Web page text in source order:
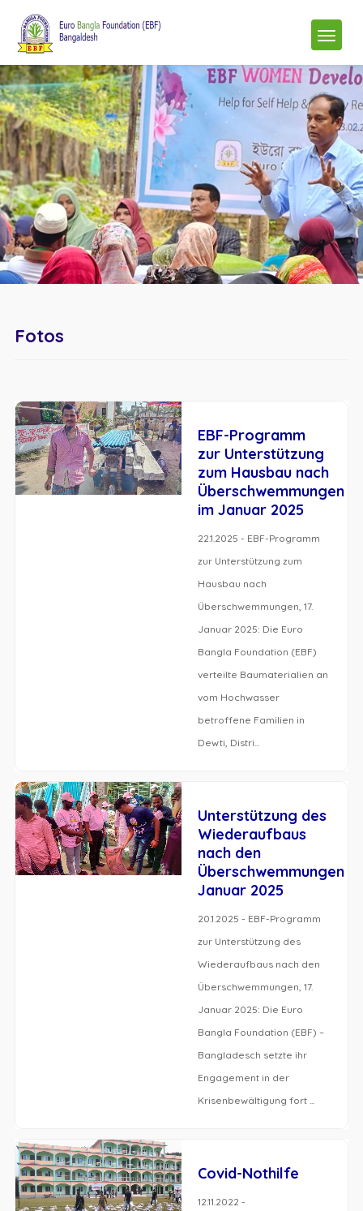
Fotos
EBF-Programm
zur Unterstützung
zum Hausbau nach
Überschwemmungen
im Januar 2025
22.1.2025 - EBF-Programm
zur Unterstützung zum
Hausbau nach
Überschwemmungen, 17.
Januar 2025: Die Euro
Bangla Foundation (EBF)
verteilte Baumaterialien an
vom Hochwasser
betroffene Familien in
Dewti, Distri...
Unterstützung des
Wiederaufbaus
nach den
Überschwemmungen
Januar 2025
20.1.2025 - EBF-Programm
zur Unterstützung des
Wiederaufbaus nach den
Überschwemmungen, 17.
Januar 2025: Die Euro
Bangla Foundation (EBF) –
Bangladesch setzte ihr
Engagement in der
Krisenbewältigung fort ...
Covid-Nothilfe
12.11.2022 -